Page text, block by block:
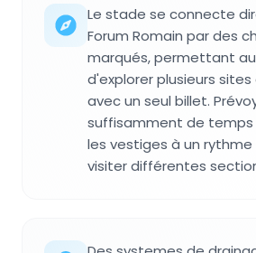
Le stade se connecte
Forum Romain par des
marqués, permettant
d'explorer plusieurs
avec un seul billet.
suffisamment de temps
les vestiges à un
visiter différentes